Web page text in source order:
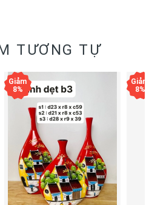
TƯƠNG TỰ